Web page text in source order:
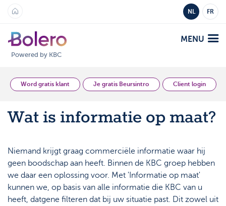
NL FR
Powered by KBC
MENU
Analyse en Inzicht
Platformen
Mobile
Markten
Producten
Producten
Tarieven
Word gratis klant Je gratis Beursintro Client login
Wat is informatie op maat?
Niemand krijgt graag commerciële informatie waar hij
geen boodschap aan heeft. Binnen de KBC groep hebben
we daar een oplossing voor. Met 'Informatie op maat'
kunnen we, op basis van alle informatie die KBC van u
heeft, datgene filteren dat bij uw situatie past. Dit zowel uit